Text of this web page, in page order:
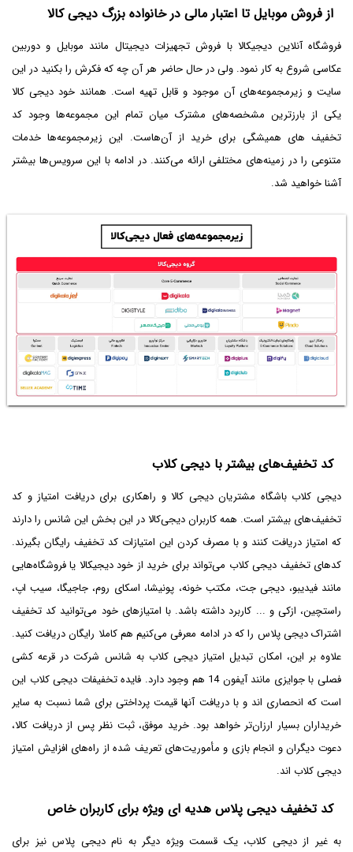
از فروش موبایل تا اعتبار مالی در خانواده بزرگ دیجی کالا
فروشگاه آنلاین دیجیکالا با فروش تجهیزات دیجیتال مانند موبایل و دوربین
عکاسی شروع به کار نمود. ولی در حال حاضر هر آن چه که فکرش را بکنید در این
سایت و زیرمجموعه‌های آن موجود و قابل تهیه است. همانند خود دیجی کالا
یکی از بارزترین مشخصه‌های مشترک میان تمام این مجموعه‌ها وجود کد
تخفیف های همیشگی برای خرید از آن‌هاست. این زیرمجموعه‌ها خدمات
متنوعی را در زمینه‌های مختلفی ارائه می‌کنند. در ادامه با این سرویس‌ها بیشتر
آشنا خواهید شد.
کد تخفیف‌های بیشتر با دیجی کلاب
دیجی کلاب باشگاه مشتریان دیجی کالا و راهکاری برای دریافت امتیاز و کد
تخفیف‌های بیشتر است. همه کاربران دیجی‌کالا در این بخش این شانس را دارند
که امتیاز دریافت کنند و با مصرف کردن این امتیازات کد تخفیف رایگان بگیرند.
کدهای تخفیف دیجی کلاب می‌تواند برای خرید از خود دیجیکالا یا فروشگاه‌هایی
مانند فیدیبو، دیجی جت، مکتب خونه، پونیشا، اسکای روم، جاجیگا، سیب اپ،
راستچین، ازکی و ... کاربرد داشته باشد. با امتیازهای خود می‌توانید کد تخفیف
اشتراک دیجی پلاس را که در ادامه معرفی می‌کنیم هم کاملا رایگان دریافت کنید.
علاوه بر این، امکان تبدیل امتیاز دیجی کلاب به شانس شرکت در قرعه کشی
فصلی با جوایزی مانند آیفون 14 هم وجود دارد. فایده تخفیفات دیجی کلاب این
است که انحصاری اند و با دریافت آنها قیمت پرداختی برای شما نسبت به سایر
خریداران بسیار ارزان‌تر خواهد بود. خرید موفق، ثبت نظر پس از دریافت کالا،
دعوت دیگران و انجام بازی و مأموریت‌های تعریف شده از راه‌های افزایش امتیاز
دیجی کلاب اند.
کد تخفیف دیجی پلاس هدیه ای ویژه برای کاربران خاص
به غیر از دیجی کلاب، یک قسمت ویژه دیگر به نام دیجی پلاس نیز برای